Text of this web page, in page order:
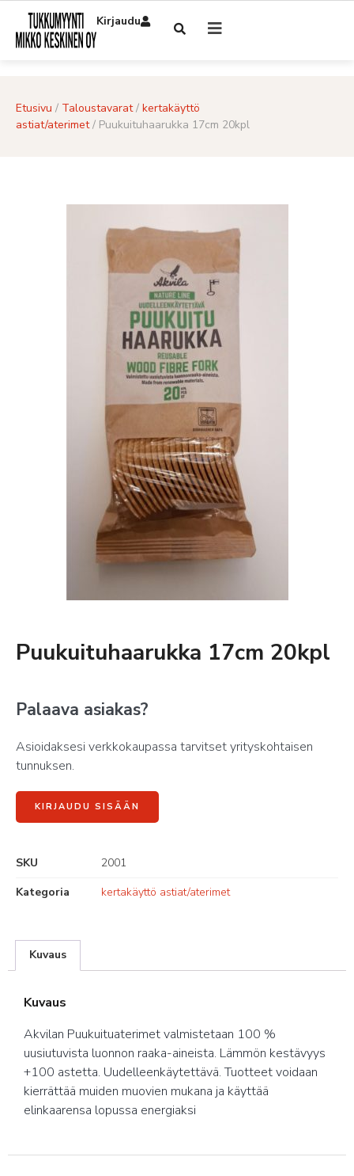
Kirjaudu
Etusivu / Taloustavarat/ kertakäyttö
astiat/aterimet/ Puukuituhaarukka 17cm 20kpl
Puukuituhaarukka 17cm 20kpl
Palaava asiakas?
Asioidaksesi verkkokaupassa tarvitset yrityskohtaisen
tunnuksen.
KIRJAUDU SISÄÄN
SKU
2001
Kategoria
kertakäyttö astiat/aterimet
Kuvaus
Kuvaus
Akvilan Puukuituaterimet valmistetaan 100 %
uusiutuvista luonnon raaka-aineista. Lämmön kestävyys
+100 astetta. Uudelleenkäytettävä. Tuotteet voidaan
kierrättää muiden muovien mukana ja käyttää
elinkaarensa lopussa energiaksi